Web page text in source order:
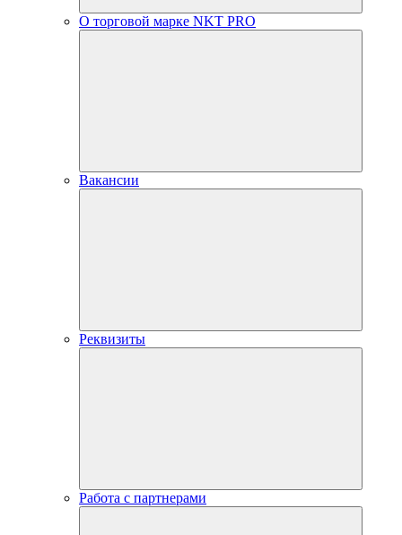
О торговой марке NKT PRO
Вакансии
Реквизиты
Работа с партнерами